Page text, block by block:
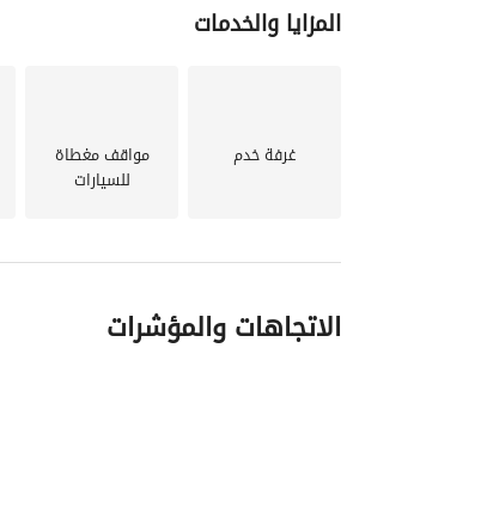
المزايا والخدمات
غرفة خدم مواقف مغطاة
للسيارات
الاتجاهات والمؤشرات